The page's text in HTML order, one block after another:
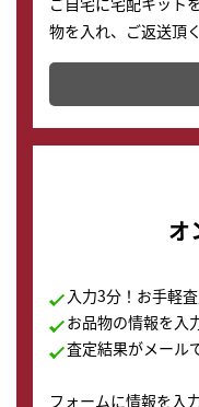
物を入れ、ご返送頂
テムです。
配送でも簡単&安全
す。
オ
入力3分！お手軽
お品物の情報を入
査定結果がメール
フォームに情報を入